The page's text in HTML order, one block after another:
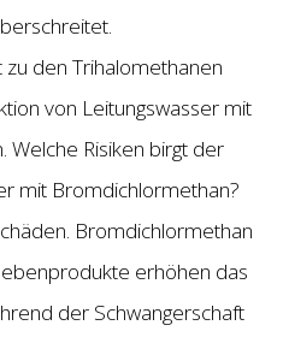
den Trihalomethanen
von Leitungswasser mit
Welche Risiken birgt der
mit Bromdichlormethan?
Bromdichlormethan
erhöhen das
der Schwangerschaft